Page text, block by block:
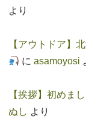
より
【アウトドア】
に asamoyosi
【挨拶】初めま
ぬし より